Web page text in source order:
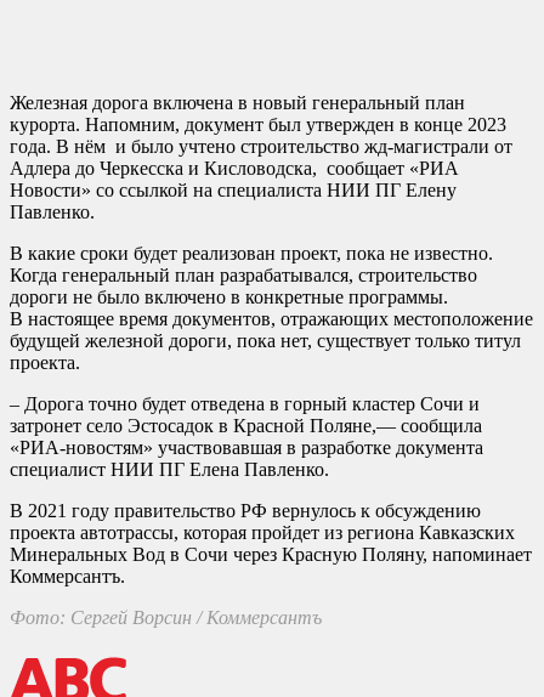
Железная дорога включена в новый генеральный план
курорта. Напомним, документ был утвержден в конце 2023
года. В нём и было учтено строительство жд-магистрали от
Адлера до Черкесска и Кисловодска, сообщает «РИА
Новости» со ссылкой на специалиста НИИ ПГ Елену
Павленко.
В какие сроки будет реализован проект, пока не известно.
Когда генеральный план разрабатывался, строительство
дороги не было включено в конкретные программы.
В настоящее время документов, отражающих местоположение
будущей железной дороги, пока нет, существует только титул
проекта.
– Дорога точно будет отведена в горный кластер Сочи и
затронет село Эстосадок в Красной Поляне,— сообщила
«РИА-новостям» участвовавшая в разработке документа
специалист НИИ ПГ Елена Павленко.
В 2021 году правительство РФ вернулось к обсуждению
проекта автотрассы, которая пройдет из региона Кавказских
Минеральных Вод в Сочи через Красную Поляну, напоминает
Коммерсантъ.
Фото: Сергей Ворсин / Коммерсантъ